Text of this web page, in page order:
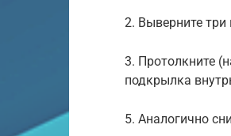
2. Выверните
3. Протолкните
подкрылка
5. Аналогично